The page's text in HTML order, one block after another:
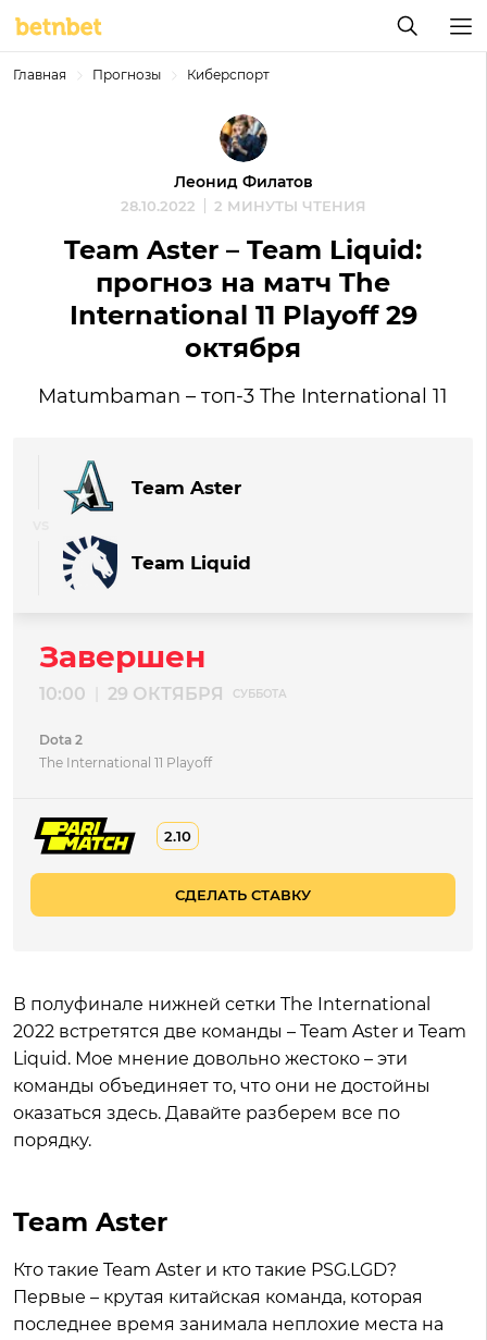
Главная Прогнозы Киберспорт
Леонид Филатов
28.10.2022 2 МИНУТЫ ЧТЕНИЯ
Team Aster – Team Liquid:
прогноз на матч The
International 11 Playoff 29
октября
Matumbaman – топ-3 The International 11
Team Aster
Team Liquid
Завершен
10:00 29 ОКТЯБРЯ СУББОТА
Dota 2
The International 11 Playoff
2.10
СДЕЛАТЬ СТАВКУ
В полуфинале нижней сетки The International
2022 встретятся две команды – Team Aster и Team
Liquid. Мое мнение довольно жестоко – эти
команды объединяет то, что они не достойны
оказаться здесь. Давайте разберем все по
порядку.
Team Aster
Кто такие Team Aster и кто такие PSG.LGD?
Первые – крутая китайская команда, которая
последнее время занимала неплохие места на